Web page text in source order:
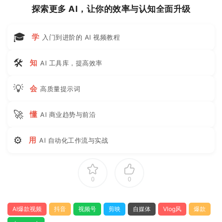
探索更多 AI，让你的效率与认知全面升级
🎓 学 入门到进阶的 AI 视频教程
🛠 知 AI 工具库，提高效率
💡 会 高质量提示词
🚀 懂 AI 商业趋势与前沿
⚙ 用 AI 自动化工作流与实战
0 0
AI爆款视频 抖音 视频号 剪映 自媒体 Vlog风
爆款